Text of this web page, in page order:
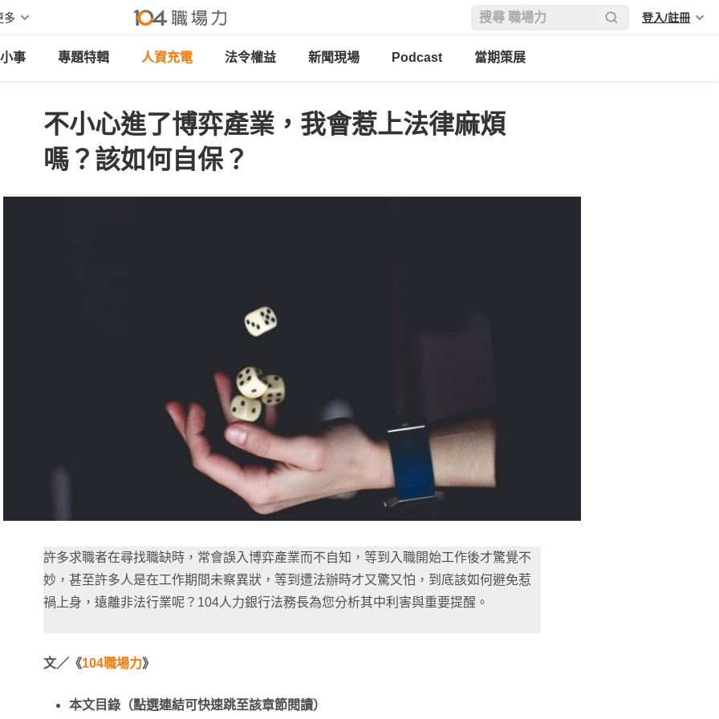
多 登入/註冊
事 專題特輯 人資充電 法令權益 新聞現場 Podcast 當期策展
不小心進了博弈產業，我會惹上法律麻煩
嗎？該如何自保？
許多求職者在尋找職缺時，常會誤入博弈產業而不自知，等到入職開始工作後才驚覺不
妙，甚至許多人是在工作期間未察異狀，等到遭法辦時才又驚又怕，到底該如何避免惹
禍上身，遠離非法行業呢？104人力銀行法務長為您分析其中利害與重要提醒。
文／《104職場力》
本文目錄（點選連結可快速跳至該章節閱讀）